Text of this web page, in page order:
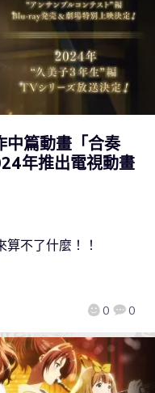
中篇動畫「合奏
年推出電視動畫
0 0
不了什麼！！